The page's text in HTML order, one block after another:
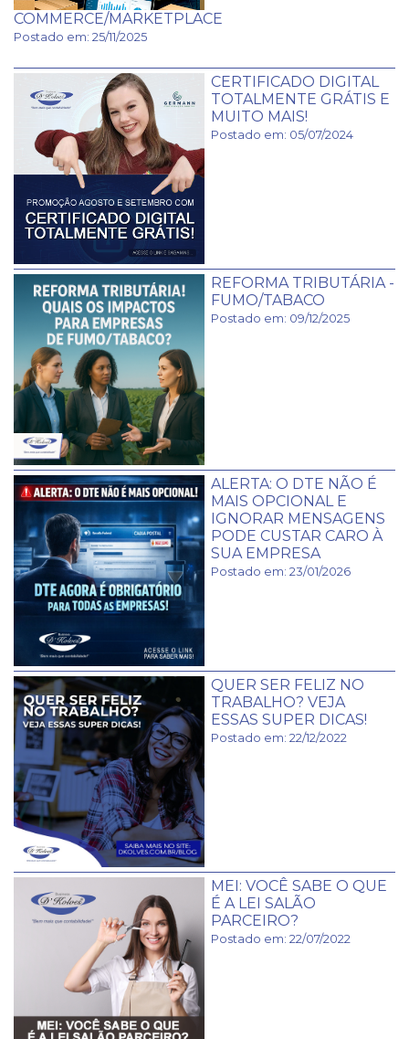
COMMERCE/MARKETPLACE
Postado em: 25/11/2025
CERTIFICADO DIGITAL
TOTALMENTE GRÁTIS E
MUITO MAIS!
Postado em: 05/07/2024
REFORMA TRIBUTÁRIA -
FUMO/TABACO
Postado em: 09/12/2025
ALERTA: O DTE NÃO É
MAIS OPCIONAL E
IGNORAR MENSAGENS
PODE CUSTAR CARO À
SUA EMPRESA
Postado em: 23/01/2026
QUER SER FELIZ NO
TRABALHO? VEJA
ESSAS SUPER DICAS!
Postado em: 22/12/2022
MEI: VOCÊ SABE O QUE
É A LEI SALÃO
PARCEIRO?
Postado em: 22/07/2022